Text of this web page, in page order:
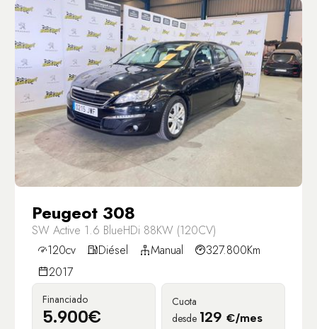
Peugeot 308
SW Active 1.6 BlueHDi 88KW (120CV)
120cv
Diésel Manual
327.800Km
2017
Financiado
5.900€
Cuota
desde 129 €/mes